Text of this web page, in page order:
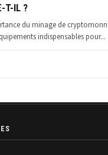
T-IL ?
du minage de
indispensables pour...